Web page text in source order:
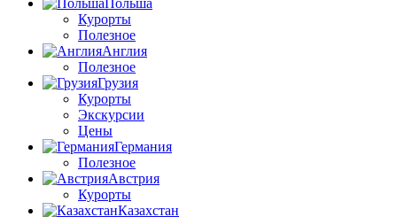
Курорты
Полезное
Англия
Полезное
Грузия
Курорты
Экскурсии
Цены
Германия
Полезное
Австрия
Курорты
Казахстан